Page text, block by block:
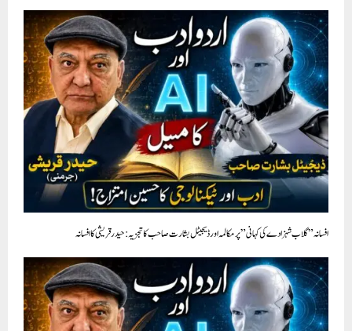
افسانہ ” گلاب شہزادے کی کہانی” پر مکالمہ اور ڈیجیٹل بشارت صاحب کا تجزيہ : حیدرقریشی کا افسانہ